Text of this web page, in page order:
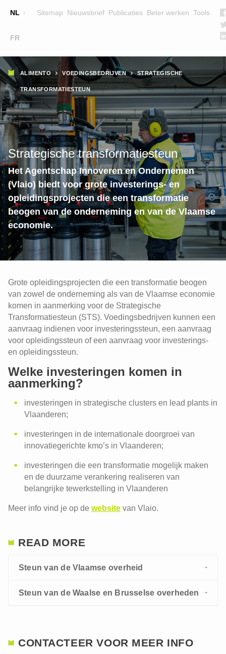
NL
FR
Sitemap Nieuwsbrief Publicaties Beter werken Tools
Main
navigation
OPLEIDINGEN
LESGEVERS
WIE ZIJN WE
TEAM
CONTACT
ZOEK EEN OPLEIDING
Kruimelpad
ALIMENTO VOEDINGSBEDRIJVEN STRATEGISCHE
TRANSFORMATIESTEUN
Strategische transformatiesteun
Het Agentschap Innoveren en Ondernemen
(Vlaio) biedt voor grote investerings- en
opleidingsprojecten die een transformatie
beogen van de onderneming en van de Vlaamse
economie.
Grote opleidingsprojecten die een transformatie beogen
van zowel de onderneming als van de Vlaamse economie
komen in aanmerking voor de Strategische
Transformatiesteun (STS). Voedingsbedrijven kunnen een
aanvraag indienen voor investeringssteun, een aanvraag
voor opleidingssteun of een aanvraag voor investerings-
en opleidingssteun.
Welke investeringen komen in
aanmerking?
investeringen in strategische clusters en lead plants in
Vlaanderen;
investeringen in de internationale doorgroei van
innovatiegerichte kmo’s in Vlaanderen;
investeringen die een transformatie mogelijk maken
en de duurzame verankering realiseren van
belangrijke tewerkstelling in Vlaanderen
Meer info vind je op de website van Vlaio.
READ MORE
Steun van de Vlaamse overheid
KMO-portefeuille
Europees Sociaal Fonds
Steun van de Waalse en Brusselse overheden
KMO-portefeuille
CONTACTEER VOOR MEER INFO